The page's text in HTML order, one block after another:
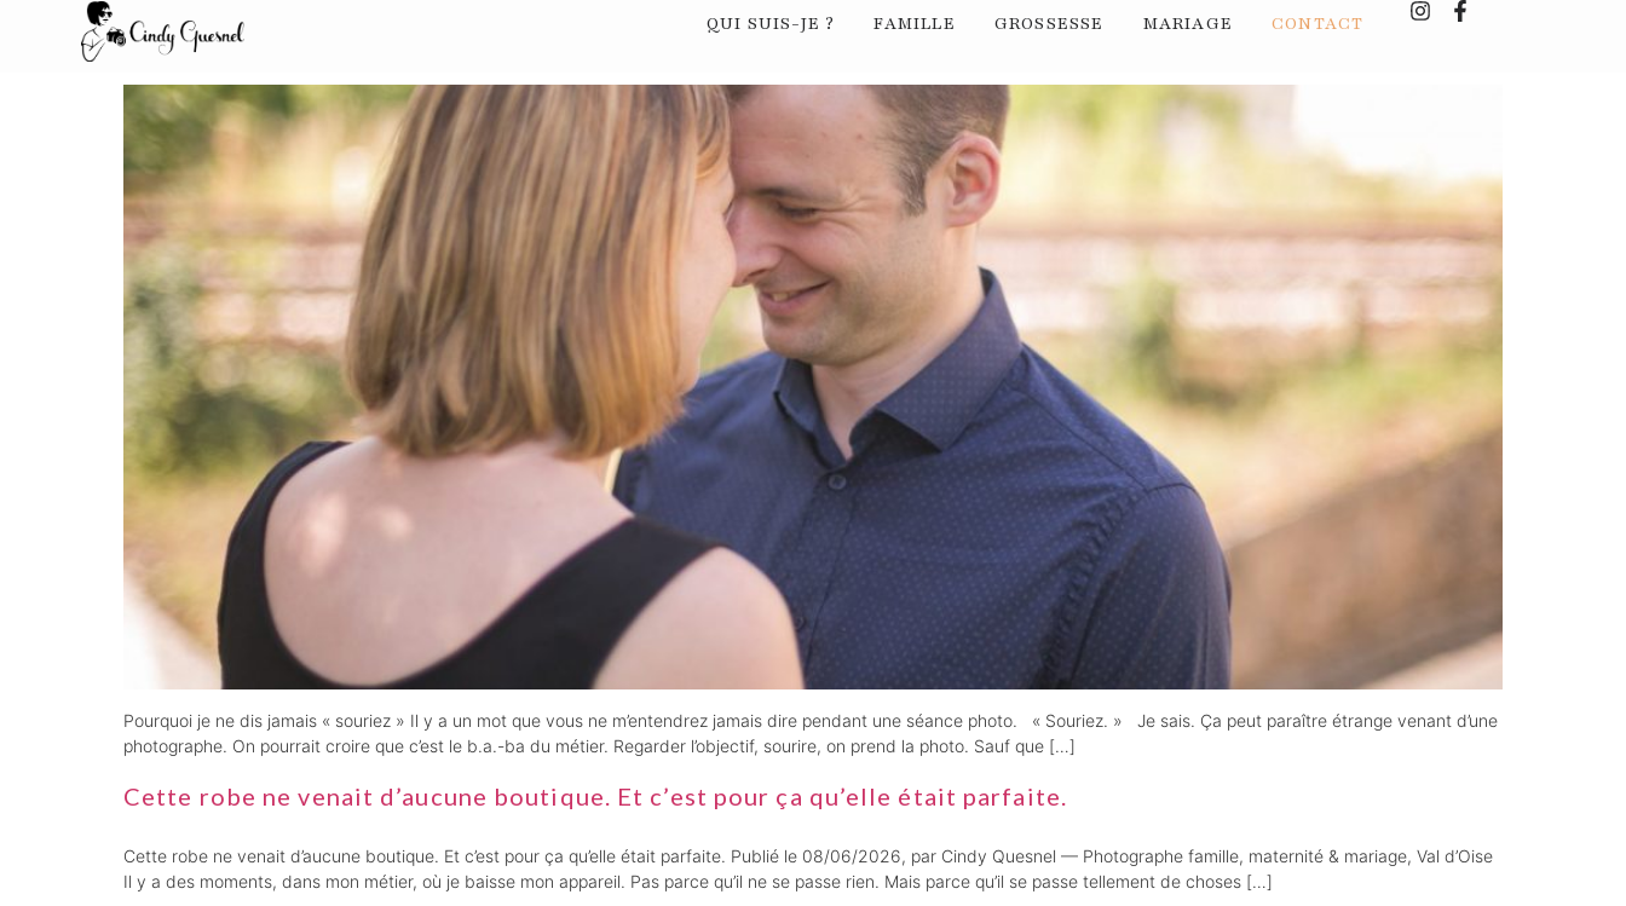
QUI SUIS-JE ? FAMILLE GROSSESSE MARIAGE CONTACT
Pourquoi je ne dis jamais « Souriez »
Pourquoi je ne dis jamais « souriez » Il y a un mot que vous ne m’entendrez jamais dire pendant une séance photo. « Souriez. » Je sais. Ça peut paraître étrange venant d’une
photographe. On pourrait croire que c’est le b.a.-ba du métier. Regarder l’objectif, sourire, on prend la photo. Sauf que […]
Cette robe ne venait d’aucune boutique. Et c’est pour ça qu’elle était parfaite.
Cette robe ne venait d’aucune boutique. Et c’est pour ça qu’elle était parfaite. Publié le 08/06/2026, par Cindy Quesnel — Photographe famille, maternité & mariage, Val d’Oise
Il y a des moments, dans mon métier, où je baisse mon appareil. Pas parce qu’il ne se passe rien. Mais parce qu’il se passe tellement de choses […]